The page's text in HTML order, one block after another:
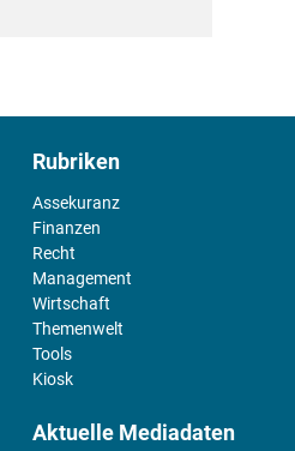
Rubriken
Assekuranz
Finanzen
Recht
Management
Wirtschaft
Themenwelt
Tools
Kiosk
Aktuelle Mediadaten